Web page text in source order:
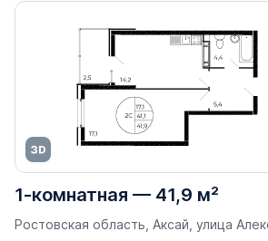
1-комнатная — 41,9 м²
Ростовская область, Аксай, улица